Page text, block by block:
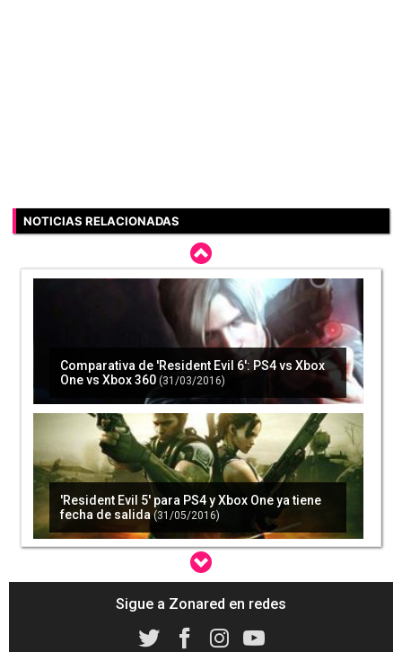
NOTICIAS RELACIONADAS
Comparativa de 'Resident Evil 6': PS4 vs Xbox
One vs Xbox 360 (31/03/2016)
'Resident Evil 5' para PS4 y Xbox One ya tiene
fecha de salida (31/05/2016)
Oficial: 'Resident Evil' 4, 5 y 6 llegarán a PS4 y
Sigue a Zonared en redes